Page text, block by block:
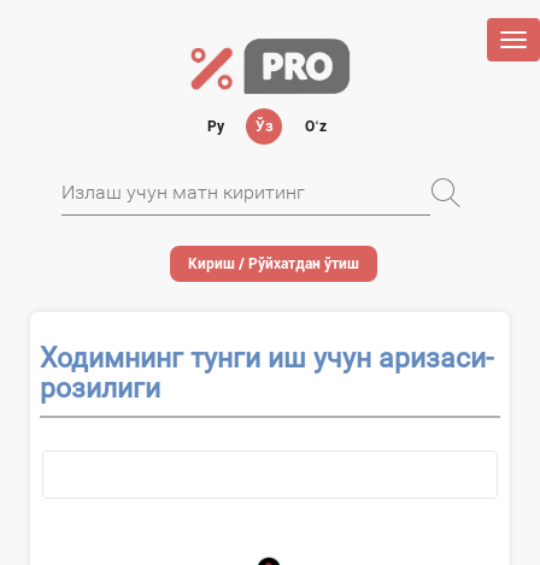
Ру Ўз Oʻz
Кириш / Рўйхатдан ўтиш
Ходимнинг тунги иш учун аризаси-
розилиги